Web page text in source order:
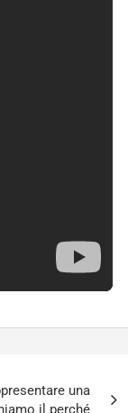
una